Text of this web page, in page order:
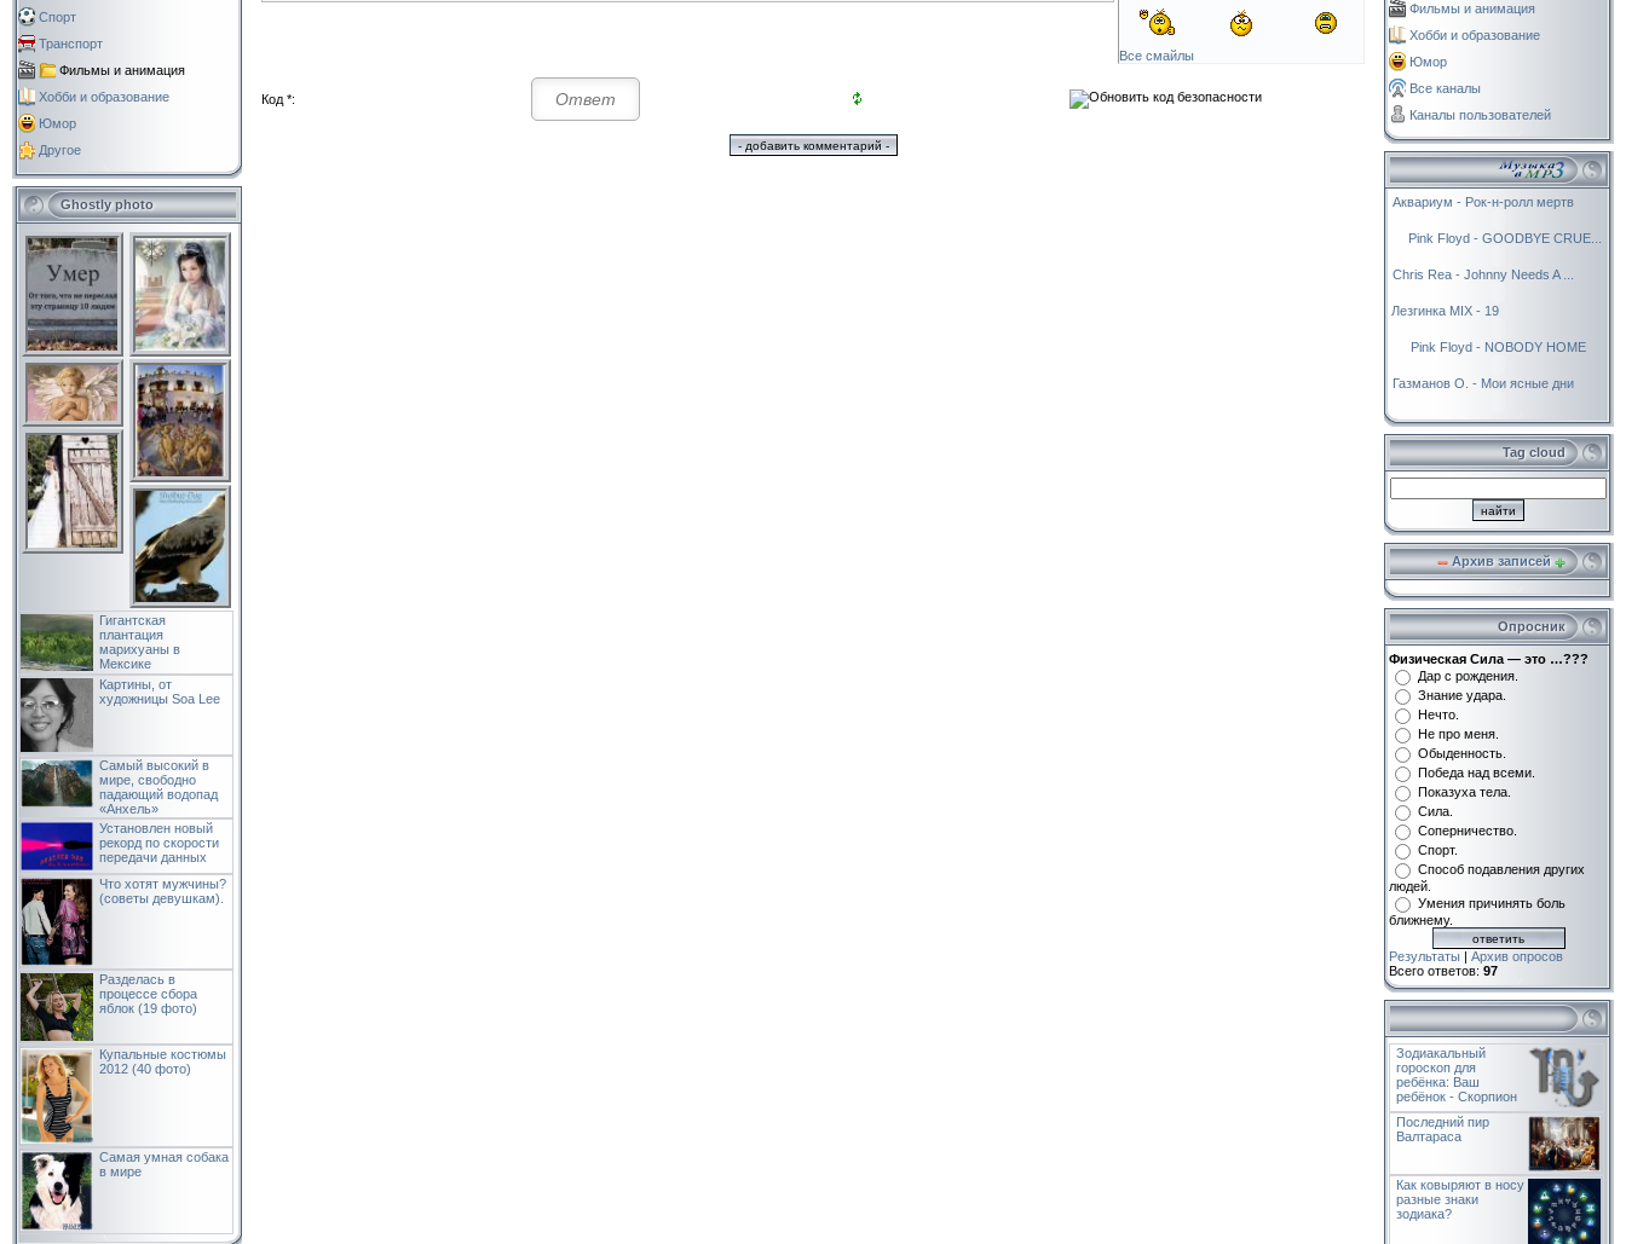
Спорт
Транспорт
Фильмы и анимация
Хобби и образование
Юмор
Другое
Ghostly photo
Гигантская
плантация
марихуаны в
Мексике
Картины, от
художницы Soa Lee
Самый высокий в
мире, свободно
падающий водопад
«Анхель»
Установлен новый
рекорд по скорости
передачи данных
Что хотят мужчины?
(советы девушкам).
Разделась в
процессе сбора
яблок (19 фото)
Купальные костюмы
2012 (40 фото)
Самая умная собака
в мире
Все смайлы
Код *:
Фильмы и анимация
Хобби и образование
Юмор
Все каналы
Каналы пользователей
Аквариум - Рок-н-ролл мертв
Pink Floyd - GOODBYE CRUE...
Chris Rea - Johnny Needs A ...
Лезгинка MIX - 19
Pink Floyd - NOBODY HOME
Газманов О. - Мои ясные дни
Tag cloud
Архив записей
Опросник
Физическая Сила — это …???
Дар с рождения.
Знание удара.
Нечто.
Не про меня.
Обыденность.
Победа над всеми.
Показуха тела.
Сила.
Соперничество.
Спорт.
Способ подавления других
людей.
Умения причинять боль
ближнему.
Результаты | Архив опросов
Всего ответов: 97
Зодиакальный
гороскоп для
ребёнка: Ваш
ребёнок - Скорпион
Последний пир
Валтараса
Как ковыряют в носу
разные знаки
зодиака?